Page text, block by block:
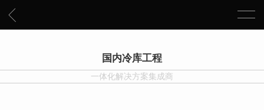
国内冷库工程
一体化解决方案集成商